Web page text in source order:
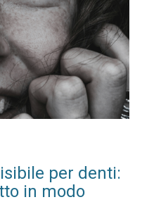
per denti:
in modo